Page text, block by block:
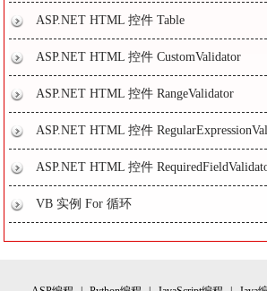
ASP.NET HTML 控件 Table
ASP.NET HTML 控件 CustomValidator
ASP.NET HTML 控件 RangeValidator
ASP.NET HTML 控件
ASP.NET HTML 控件
VB 实例 For 循环